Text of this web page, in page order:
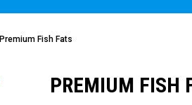
Premium Fish Fats
PREMIUM